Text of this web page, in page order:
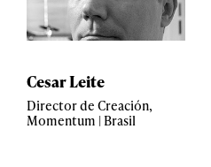
Cesar Leite
Director de Creación,
Momentum | Brasil